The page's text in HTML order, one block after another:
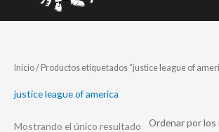
Inicio/ Productos etiquetados “justice league of
justice league of america
Mostrando el único resultado